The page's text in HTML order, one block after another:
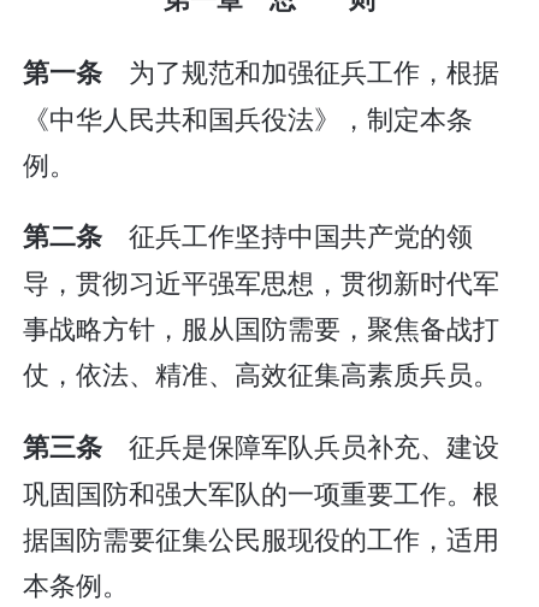
第一条 为了规范和加强征兵工作，根据
《中华人民共和国兵役法》，制定本条
例。
第二条 征兵工作坚持中国共产党的领
导，贯彻习近平强军思想，贯彻新时代军
事战略方针，服从国防需要，聚焦备战打
仗，依法、精准、高效征集高素质兵员。
第三条 征兵是保障军队兵员补充、建设
巩固国防和强大军队的一项重要工作。根
据国防需要征集公民服现役的工作，适用
本条例。